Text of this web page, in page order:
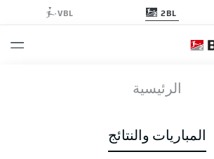
2BL
VBL
الرئيسية
المباريات والنتائج
1
1